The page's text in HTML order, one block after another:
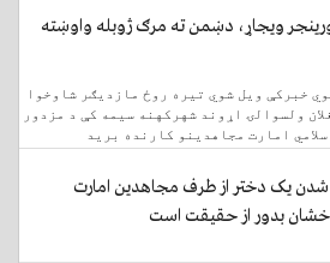
شوي خبرکې ویل شوي تیره روځ مازدیګر شاوخوا
ولسوالۍ اړوند شهرکهنه سیمه کې د مزدور
امارت مجاهدینو کارنده برید
یک دختر از طرف مجاهدین امارت
بدور از حقیقت است